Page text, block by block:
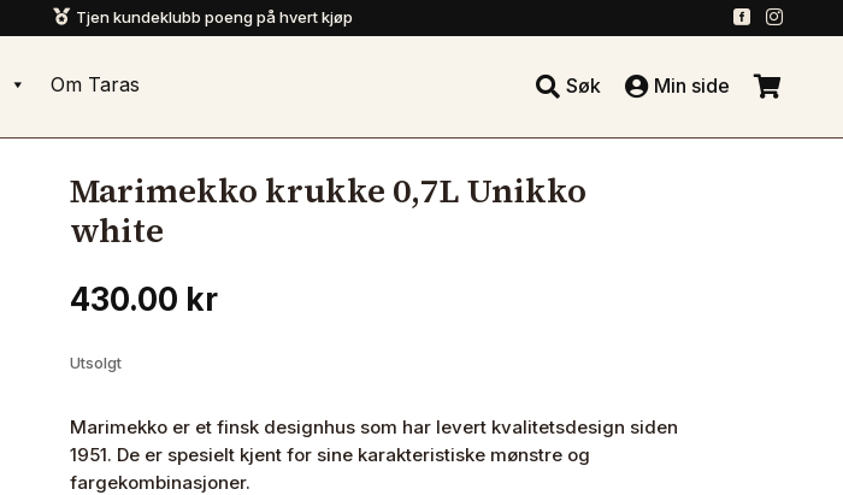
 Tjen kundeklubb poeng på hvert kjøp  
Om Taras  Søk  Min side 
Marimekko krukke 0,7L Unikko
white
430.00 kr
Utsolgt
Marimekko er et finsk designhus som har levert kvalitetsdesign siden
1951. De er spesielt kjent for sine karakteristiske mønstre og
fargekombinasjoner.